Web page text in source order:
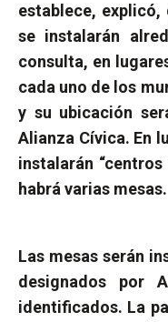
establece,
se instalarán
consulta, en
cada uno de los
y su ubicación
Alianza Cívica. En
instalarán
habrá varias mesas.
Las mesas serán
designados por
identificados. La